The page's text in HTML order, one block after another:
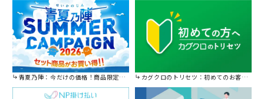
青夏乃陣：今だけの価格！商品限定セール開催中です。 カグクロのトリセツ：初めてのお客様はこちら。